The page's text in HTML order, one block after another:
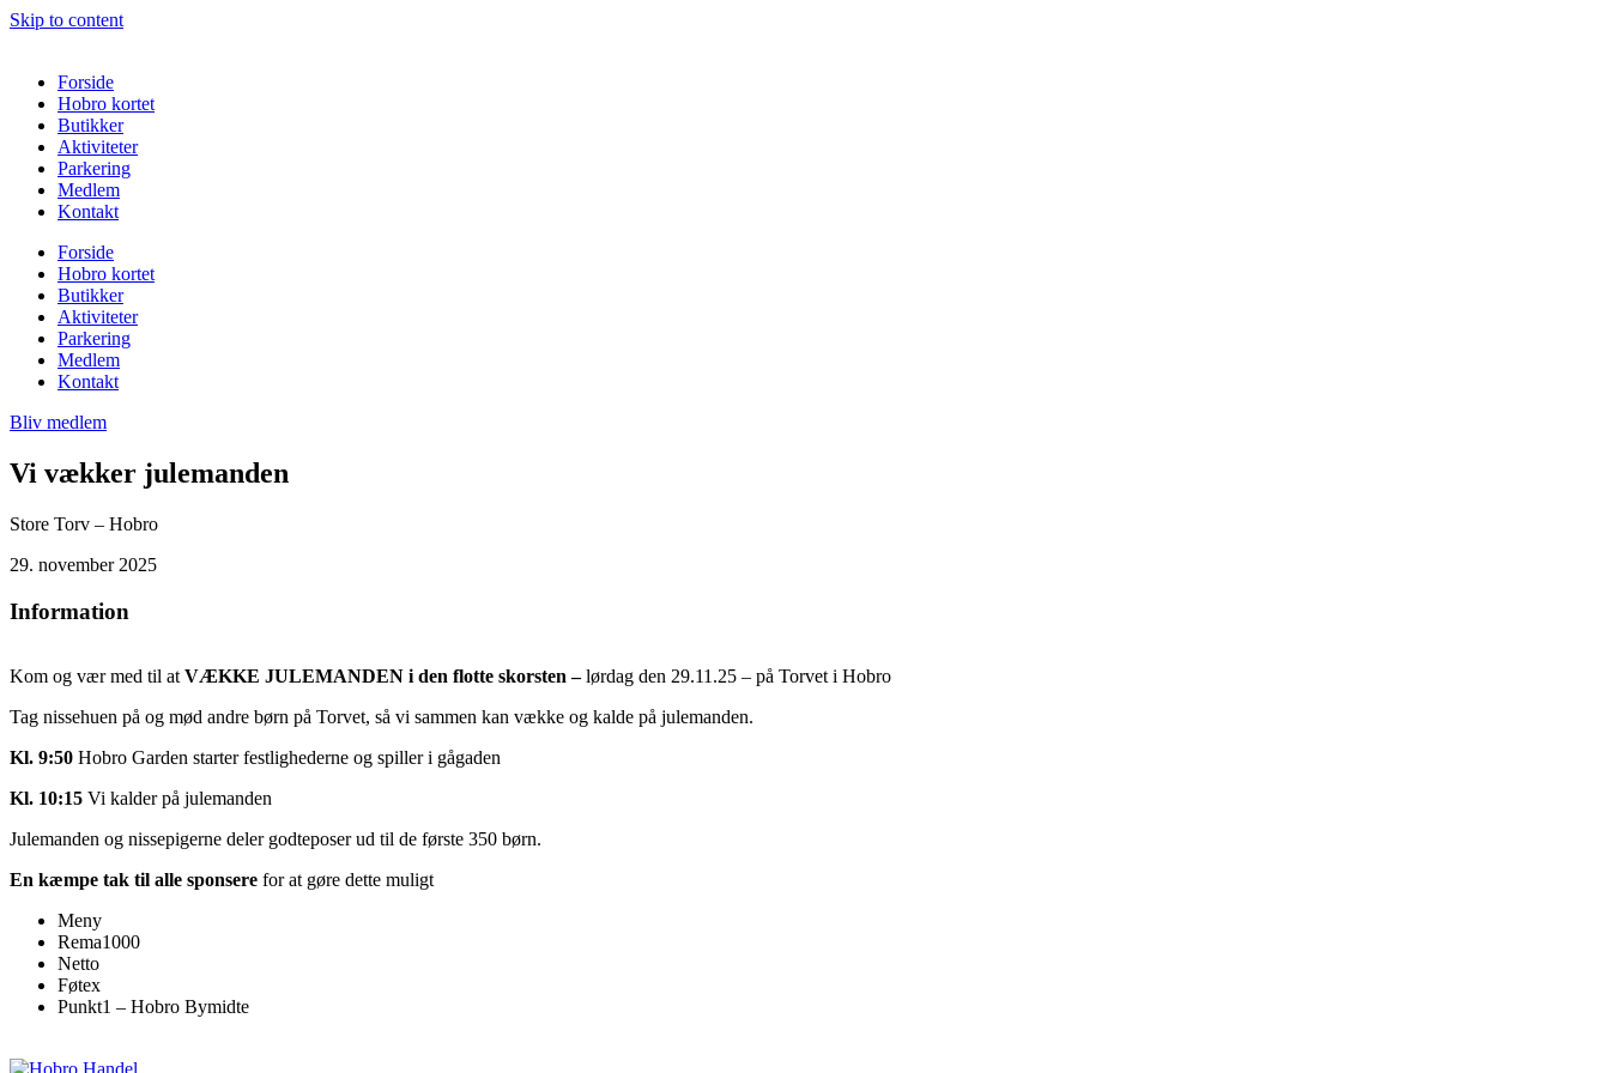
Skip to content
Forside
Hobro kortet
Butikker
Aktiviteter
Parkering
Medlem
Kontakt
Forside
Hobro kortet
Butikker
Aktiviteter
Parkering
Medlem
Kontakt
Bliv medlem
Vi vækker julemanden
Store Torv – Hobro
29. november 2025
Information
Kom og vær med til at VÆKKE JULEMANDEN i den flotte skorsten –lørdag den 29.11.25 – på Torvet i Hobro
Tag nissehuen på og mød andre børn på Torvet, så vi sammen kan vække og kalde på julemanden.
Kl. 9:50 Hobro Garden starter festlighederne og spiller i gågaden
Kl. 10:15 Vi kalder på julemanden
Julemanden og nissepigerne deler godteposer ud til de første 350 børn.
En kæmpe tak til alle sponsere for at gøre dette muligt
Meny
Rema1000
Netto
Føtex
Punkt1 – Hobro Bymidte